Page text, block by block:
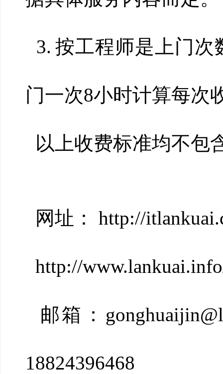
3. 按工程师是上门次
门一次8小时计算每次
以上收费标准均不包
网址： http://
http://
邮箱：
18824396468